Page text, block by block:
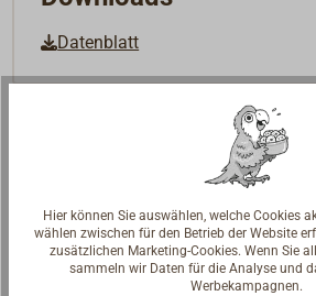
Datenblatt
Hier können Sie auswählen, welche Cookies
wählen zwischen für den Betrieb der Website
zusätzlichen Marketing-Cookies. Wenn Sie
sammeln wir Daten für die Analyse und
Werbekampagnen.